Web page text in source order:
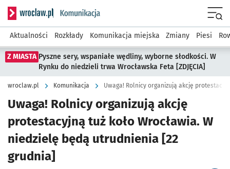
Serwis informacyjny wroclaw.pl podserwis: Komunikacja
Aktualności Rozkłady Komunikacja miejska Zmiany Piesi
Z MIASTA Pyszne sery, wspaniałe wędliny, wyborne słodkości. W
Rynku do niedzieli trwa Wrocławska Feta [ZDJĘCIA]
wroclaw.pl Komunikacja Uwaga! Rolnicy organizują akcję
Uwaga! Rolnicy organizują akcję
protestacyjną tuż koło Wrocławia. W
niedzielę będą utrudnienia [22
grudnia]